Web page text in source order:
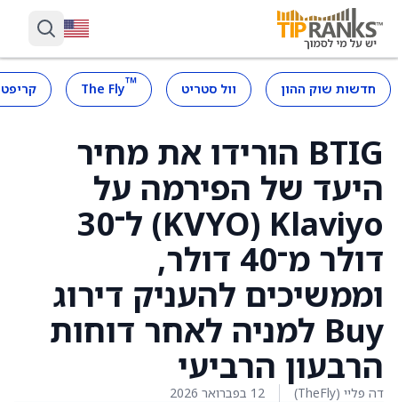
חדשות שוק ההון וול סטריט ™
The Fly
BTIG הורידו את מחיר
היעד של הפירמה על
Klaviyo ‏(KVYO) ל־30
דולר מ־40 דולר,
וממשיכים להעניק דירוג
Buy למניה לאחר דוחות
הרבעון הרביעי
דה פליי (TheFly) 12 בפברואר 2026